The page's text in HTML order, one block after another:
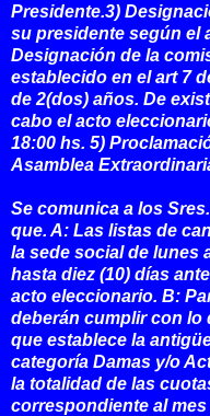
Presidente.3)
su presidente según el
Designación de la
establecido en el art 7
de 2(dos) años. De
cabo el acto
18:00 hs. 5)
Asamblea
Se comunica a los
que. A: Las listas de
la sede social de lunes
hasta diez (10) días
acto eleccionario. B:
deberán cumplir con lo
que establece la
categoría Damas y/o
la totalidad de las
correspondiente al